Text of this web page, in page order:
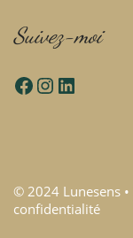
Suivez-moi
facebook lunesens
Instagram
LinkedIn
© 2024 Lunesens •
confidentialité